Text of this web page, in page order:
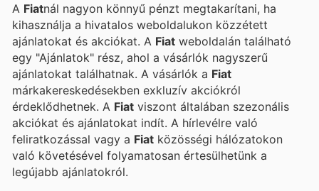
A Fiatnál nagyon könnyű pénzt megtakarítani, ha
kihasználja a hivatalos weboldalukon közzétett
ajánlatokat és akciókat. A Fiat weboldalán található
egy "Ajánlatok" rész, ahol a vásárlók nagyszerű
ajánlatokat találhatnak. A vásárlók a Fiat
márkakereskedésekben exkluzív akciókról
érdeklődhetnek. A Fiat viszont általában szezonális
akciókat és ajánlatokat indít. A hírlevélre való
feliratkozással vagy a Fiat közösségi hálózatokon
való követésével folyamatosan értesülhetünk a
legújabb ajánlatokról.